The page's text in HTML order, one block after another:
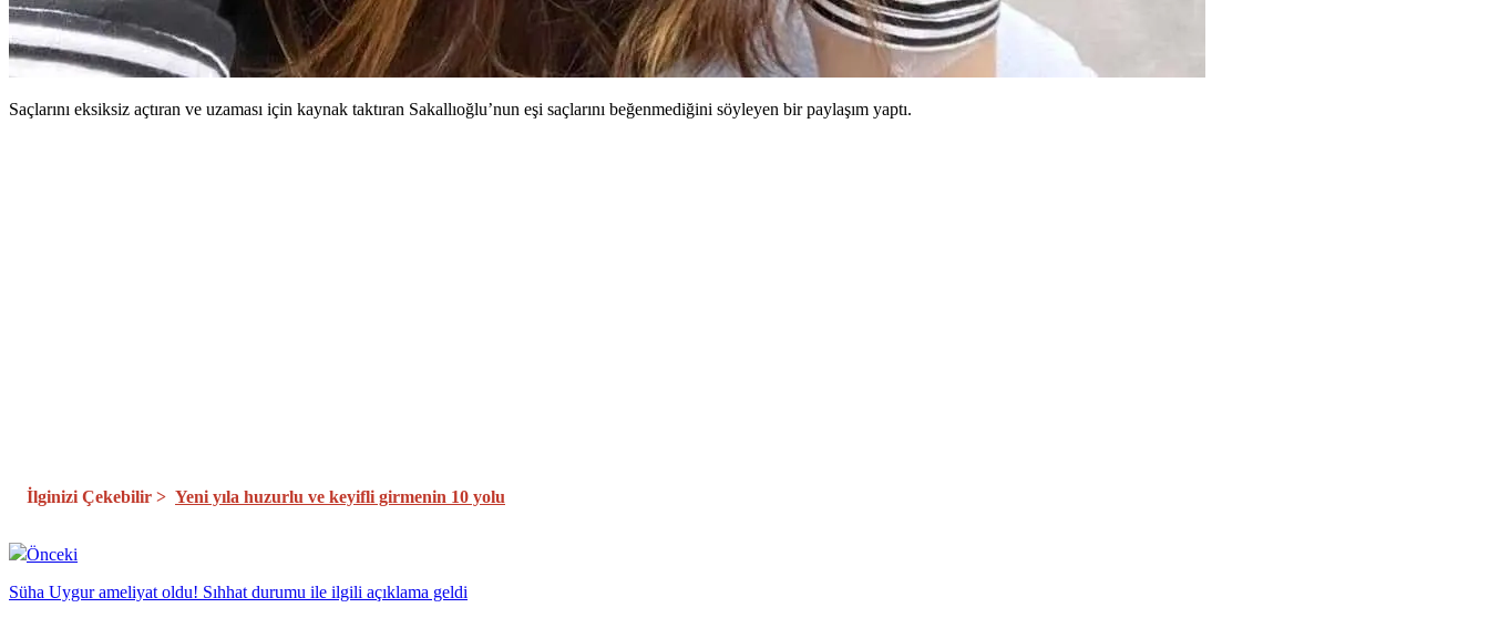
Saçlarını eksiksiz açtıran ve uzaması için kaynak taktıran Sakallıoğlu’nun eşi saçlarını beğenmediğini söyleyen bir paylaşım yaptı.
İlginizi Çekebilir > Yeni yıla huzurlu ve keyifli girmenin 10 yolu
Önceki
Süha Uygur ameliyat oldu! Sıhhat durumu ile ilgili açıklama geldi